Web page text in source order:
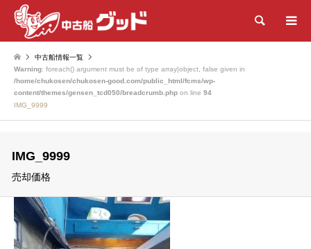
検索
中古船情報一覧
Warning: foreach() argument must be of type array|object, false given in
/home/chukosen/chukosen-good.com/public_html/fcms/wp-
content/themes/gensen_tcd050/breadcrumb.php on line 94
IMG_9999
IMG_9999
売却価格